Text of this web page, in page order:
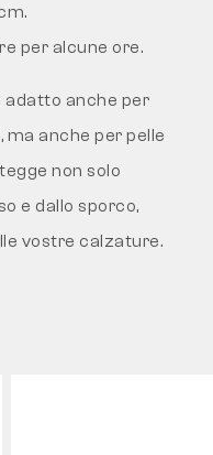
per alcune ore.
adatto anche per
anche per pelle
non solo
e dallo sporco,
vostre calzature.